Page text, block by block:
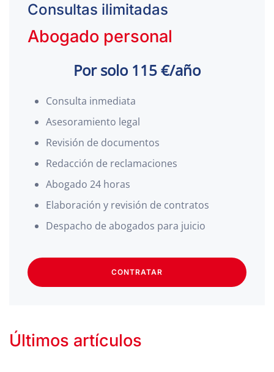
Consultas ilimitadas
Abogado personal
Por solo 115 €/año
Consulta inmediata
Asesoramiento legal
Revisión de documentos
Redacción de reclamaciones
Abogado 24 horas
Elaboración y revisión de contratos
Despacho de abogados para juicio
CONTRATAR
Últimos artículos